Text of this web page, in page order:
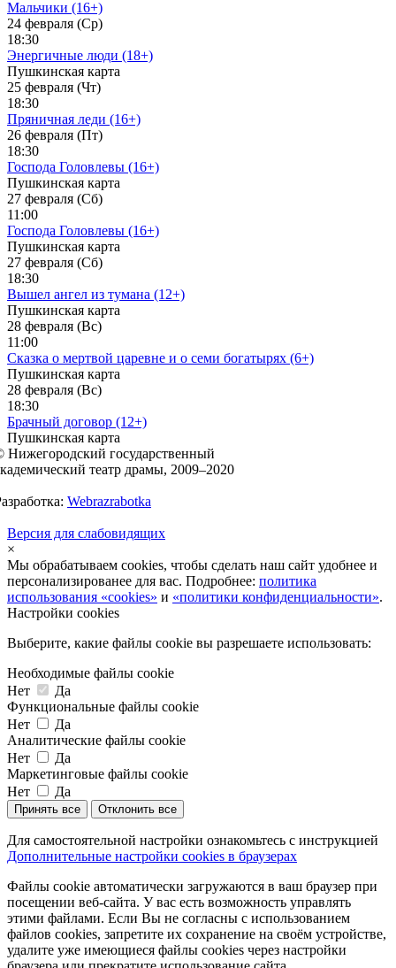
Мальчики (16+)
24 февраля (Ср)
18:30
Энергичные люди (18+)
Пушкинская карта
25 февраля (Чт)
18:30
Пряничная леди (16+)
26 февраля (Пт)
18:30
Господа Головлевы (16+)
Пушкинская карта
27 февраля (Сб)
11:00
Господа Головлевы (16+)
Пушкинская карта
27 февраля (Сб)
18:30
Вышел ангел из тумана (12+)
Пушкинская карта
28 февраля (Вс)
11:00
Сказка о мертвой царевне и о семи богатырях (6+)
Пушкинская карта
28 февраля (Вс)
18:30
Брачный договор (12+)
Пушкинская карта
Нижегородский государственный
театр драмы, 2009–2020
Webrazrabotka
Версия для слабовидящих
×
Мы обрабатываем cookies, чтобы сделать наш сайт удобнее и
персонализированее для вас. Подробнее: политика
использования «cookies» и «политики конфиденциальности».
Настройки cookies
Выберите, какие файлы cookie вы разрешаете использовать:
Необходимые файлы cookie
Нет
Да
Функциональные файлы cookie
Нет
Да
Аналитические файлы cookie
Нет
Да
Маркетинговые файлы cookie
Нет
Да
Принять все Отклонить все
Для самостоятельной настройки ознакомьтесь с инструкцией
Дополнительные настройки cookies в браузерах
Файлы cookie автоматически загружаются в ваш браузер при
посещении веб-сайта. У вас есть возможность управлять
этими файлами. Если Вы не согласны с использованием
файлов cookies, запретите их сохранение на своём устройстве,
удалите уже имеющиеся файлы cookies через настройки